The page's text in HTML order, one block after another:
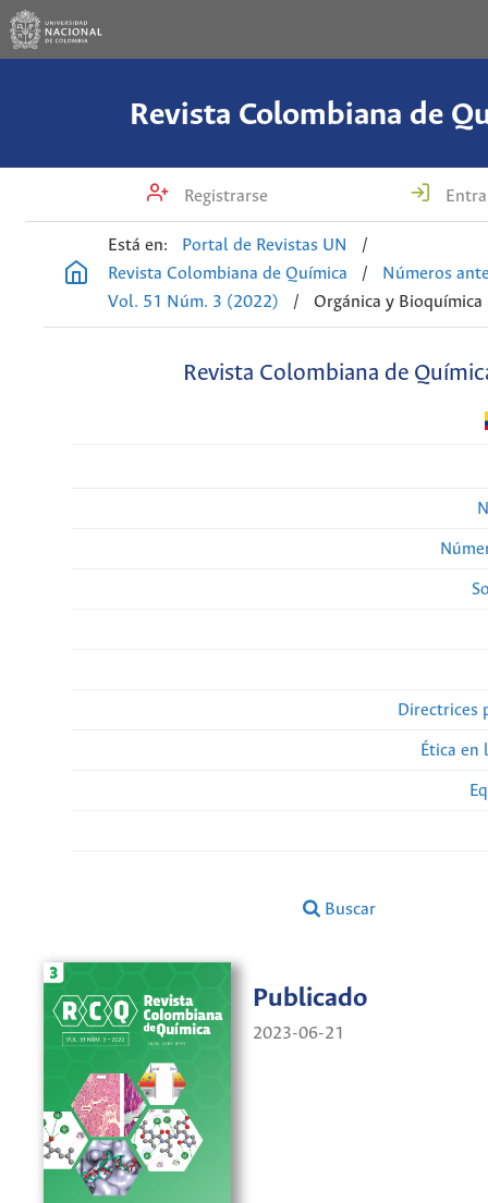
Revista Colombiana de
Registrarse
Está en: Portal de Revistas UN
/
Revista Colombiana de Química
/
Números
Vol. 51 Núm. 3 (2022)
/ Orgánica y Bioquímica
Revista Colombiana de
Directrices
Ética en
Buscar
Publicado
2023-06-21